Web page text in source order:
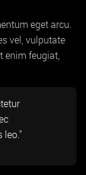
eget arcu.
vel, vulputate
enim feugiat,
leo."